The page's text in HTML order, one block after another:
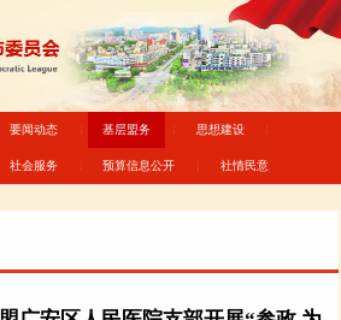
要闻动态 基层盟务 思想建设
社会服务 预算信息公开 社情民意